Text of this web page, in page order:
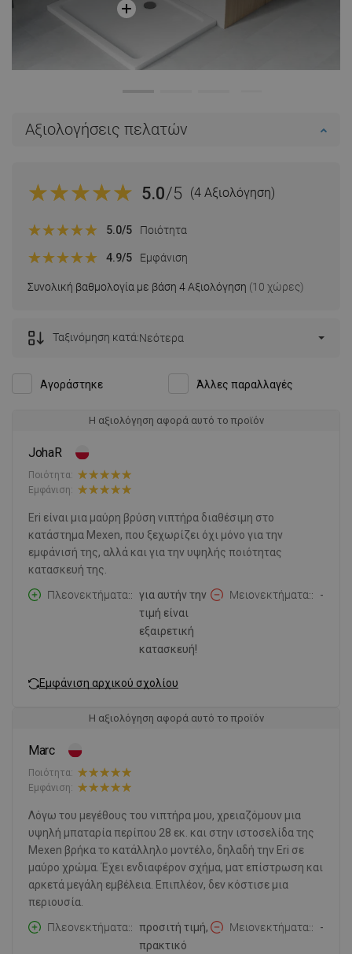
Αξιολογήσεις πελατών
5.0/5 (4 Αξιολόγηση)
Συνολική βαθμολογία με βάση 4 Αξιολόγηση (10 χώρες)
5.0/5 Ποιότητα
4.9/5 Εμφάνιση
Αγοράστηκε Άλλες παραλλαγές
Ταξινόμηση κατά:Νεότερα
Η αξιολόγηση αφορά αυτό το προϊόν
JohaR
Ποιότητα:
Εμφάνιση:
Eri είναι μια μαύρη βρύση νιπτήρα διαθέσιμη στο
κατάστημα Mexen, που ξεχωρίζει όχι μόνο για την
εμφάνισή της, αλλά και για την υψηλής ποιότητας
κατασκευή της.
Πλεονεκτήματα:
για αυτήν την
τιμή είναι
εξαιρετική
κατασκευή!
Μειονεκτήματα: -
Εμφάνιση αρχικού σχολίου
Η αξιολόγηση αφορά αυτό το προϊόν
Marc
Ποιότητα:
Εμφάνιση:
Λόγω του μεγέθους του νιπτήρα μου, χρειαζόμουν μια
υψηλή μπαταρία περίπου 28 εκ. και στην ιστοσελίδα της
Mexen βρήκα το κατάλληλο μοντέλο, δηλαδή την Eri σε
μαύρο χρώμα. Έχει ενδιαφέρον σχήμα, ματ επίστρωση και
αρκετά μεγάλη εμβέλεια. Επιπλέον, δεν κόστισε μια
περιουσία.
Πλεονεκτήματα:
προσιτή τιμή,
πρακτικό
Μειονεκτήματα: -